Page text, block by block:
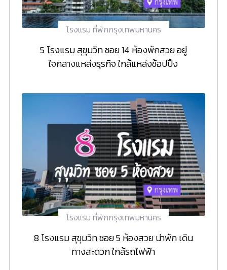
โรงแรม ที่พักกรุงเทพมหานคร
5 โรงแรม สุขุมวิท ซอย 14 ห้องพักสวย อยู่
ใจกลางแหล่งธุรกิจ ใกล้แหล่งช้อปปิ้ง
โรงแรม ที่พักกรุงเทพมหานคร
8 โรงแรม สุขุมวิท ซอย 5 ห้องสวย น่าพัก เดิน
ทางสะดวก ใกล้รถไฟฟ้า